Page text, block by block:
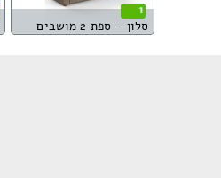
1
סלון – ספת 2 מושבים